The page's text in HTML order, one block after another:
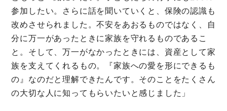
参加したい。さらに話を聞いていくと、保険の認識も
改めさせられました。不安をあおるものではなく、自
分に万一があったときに家族を守れるものであるこ
と。そして、万一がなかったときには、資産として家
族を支えてくれるもの。『家族への愛を形にできるも
の』なのだと理解できたんです。そのことをたくさん
の大切な人に知ってもらいたいと感じました」